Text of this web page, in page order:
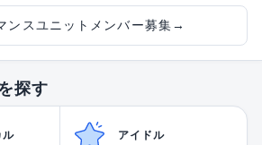
ンスユニットメンバー募集→
探す
ル アイドル